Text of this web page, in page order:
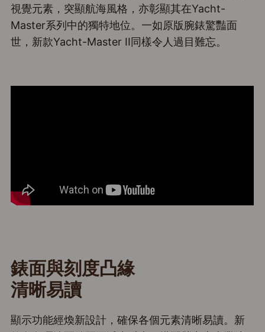
視覺元素，突顯航海風格，亦彰顯其在Yacht-
Master系列中的獨特地位。一如原版腕錶驚豔面
世，新款Yacht-Master II同樣令人過目難忘。
錶面與刻度凸緣
清晰易讀
顯示功能經煥新設計，確保各個元素清晰易讀。新